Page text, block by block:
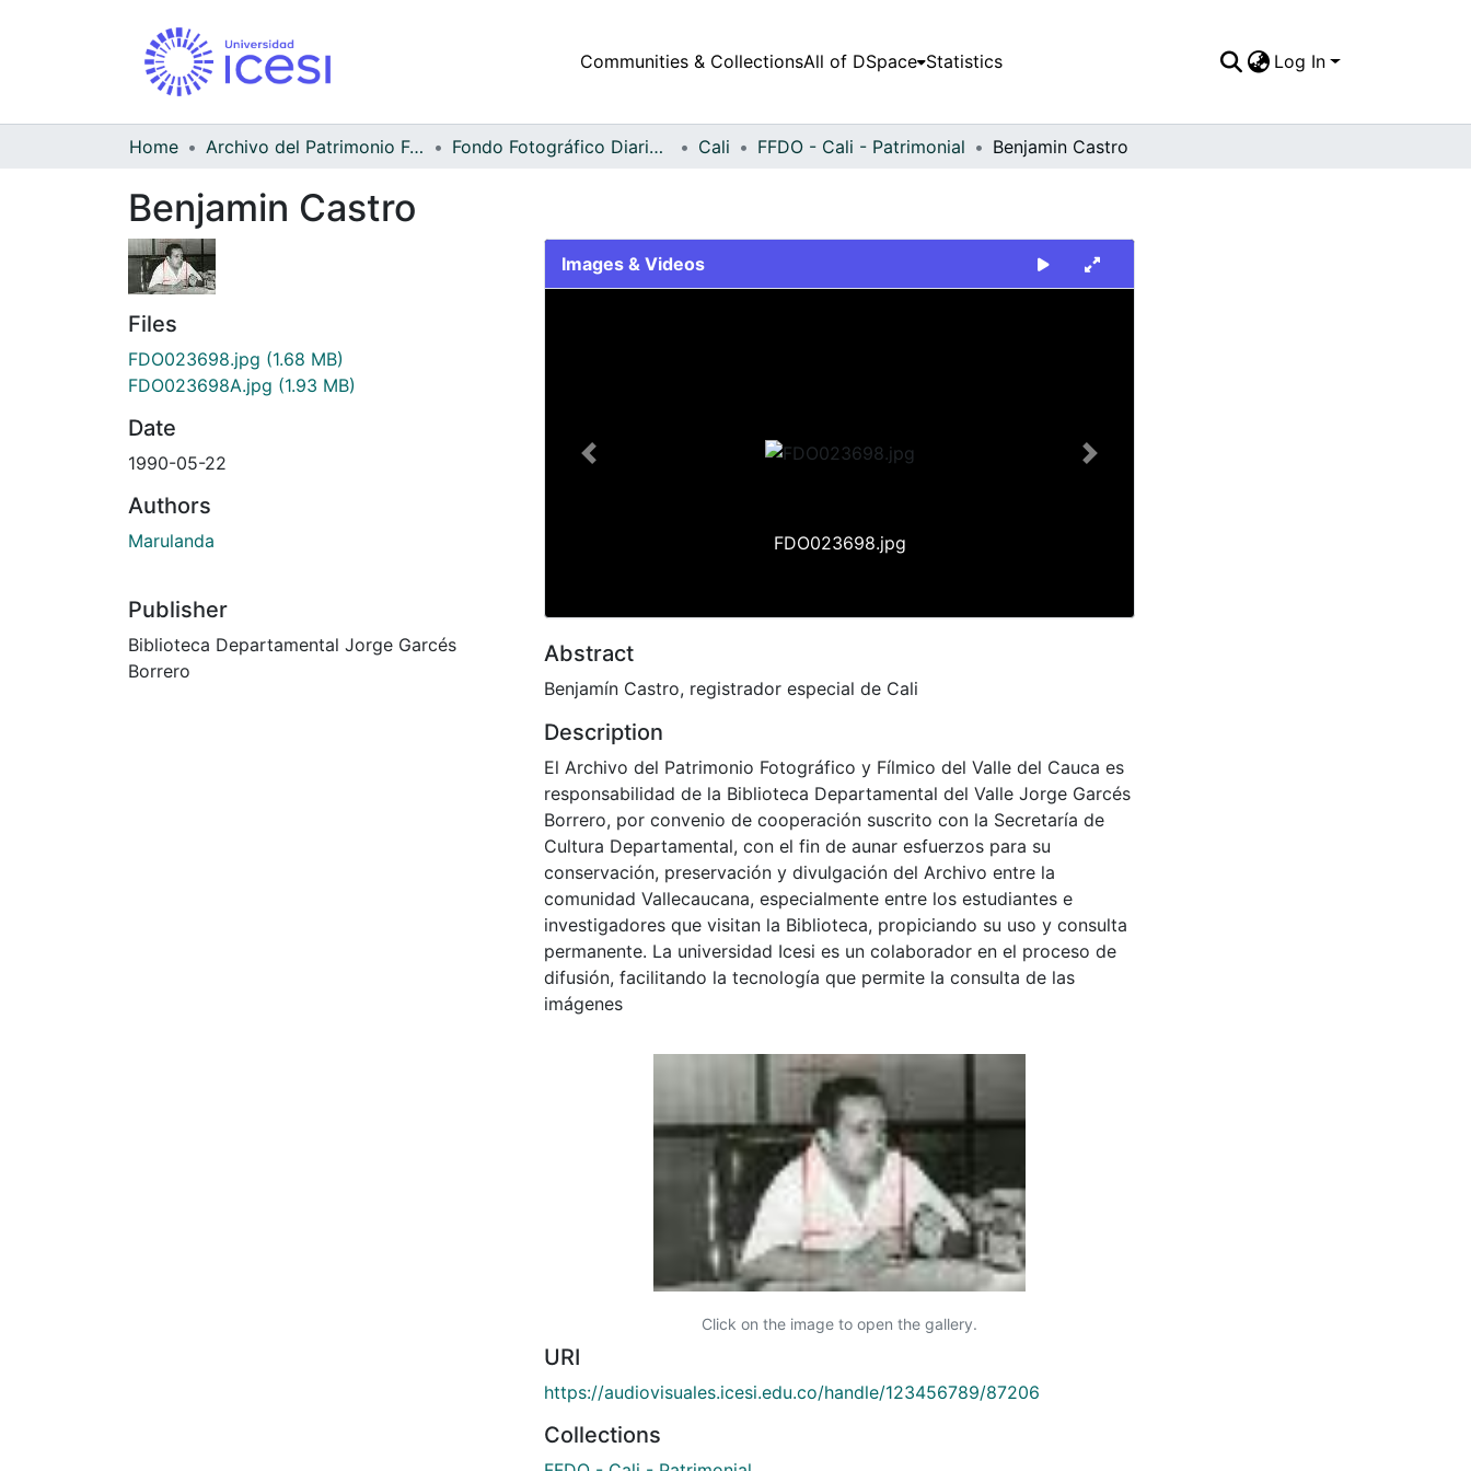
Communities & CollectionsAll of DSpace Statistics Log In
Home Archivo del Patrimonio Fotográfico y Fílmico del Valle del Cauca Fondo Fotográfico Diario Occidente Cali FFDO - Cali - Patrimonial Benjamin Castro
Benjamin Castro
Files
FDO023698.jpg (1.68 MB)
FDO023698A.jpg (1.93 MB)
Date
1990-05-22
Authors
Marulanda
Publisher
Biblioteca Departamental Jorge Garcés
Borrero
Images & Videos
FDO023698.jpg
Previous Next
Abstract
Benjamín Castro, registrador especial de Cali
Description
El Archivo del Patrimonio Fotográfico y Fílmico del Valle del Cauca es
responsabilidad de la Biblioteca Departamental del Valle Jorge Garcés
Borrero, por convenio de cooperación suscrito con la Secretaría de
Cultura Departamental, con el fin de aunar esfuerzos para su
conservación, preservación y divulgación del Archivo entre la
comunidad Vallecaucana, especialmente entre los estudiantes e
investigadores que visitan la Biblioteca, propiciando su uso y consulta
permanente. La universidad Icesi es un colaborador en el proceso de
difusión, facilitando la tecnología que permite la consulta de las
imágenes
Click on the image to open the gallery.
URI
https://audiovisuales.icesi.edu.co/handle/123456789/87206
Collections